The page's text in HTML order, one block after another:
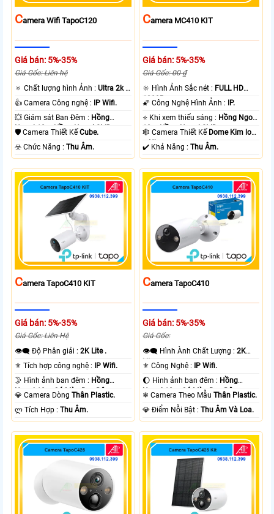
CAmera Wifi TapoC120
Giá bán: 5%-35%
Giá Gốc: Liên hệ
🔅 Chất lượng hình Ảnh :Ultra 2k +
.
👍 Camera Công nghệ :
IP Wifi.
💥 Giám sát Ban Đêm : Hồng
Ngoại 10m Hồng Ngoại SMD.
🛡 Camera Thiết KếCube.
️☣️ Chức Năng :Thu Âm.
CAmera MC410 KIT
Giá bán: 5%-35%
Giá Gốc: 00 ₫
🔆 Hình Ảnh Sắc nét : FULL HD
1080P .
🌠 Công Nghệ Hình Ảnh :
IP.
⭐ Khi xem thiếu sáng : Hồng Ngoại
10m Hồng Ngoại SMD.
🕸️ Camera Thiết Kế Dome Kim loại
+ Nhựa.
️✔️ Khả Năng :Thu Âm.
CAmera TapoC410 KIT
Giá bán: 5%-35%
Giá Gốc: Liên Hệ
👁️‍🗨 Độ Phân giải :2K Lite .
⚜️ Tích hợp công nghệ :
IP Wifi.
🌛 Hình ảnh ban đêm : Hồng
Ngoại 10m Có Màu Ban Ðêm.
💎 Camera DòngThân Plastic.
️ლ Tích Hợp :Thu Âm.
CAmera TapoC410
Giá bán: 5%-35%
Giá Gốc:
👁️‍🗨 Hình Ành Chất Lượng :2K
Lite .
⚜️ Công Nghệ :
IP Wifi.
🌔 Hình ảnh ban đêm : Hồng
Ngoại 10m Có Màu Ban Ðêm.
❄ Camera Theo MẫuThân Plastic.
️💎 Điểm Nỗi Bật :Thu Âm Và Loa.